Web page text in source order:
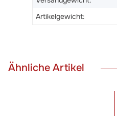
Artikelgewicht:
Ähnliche Artikel